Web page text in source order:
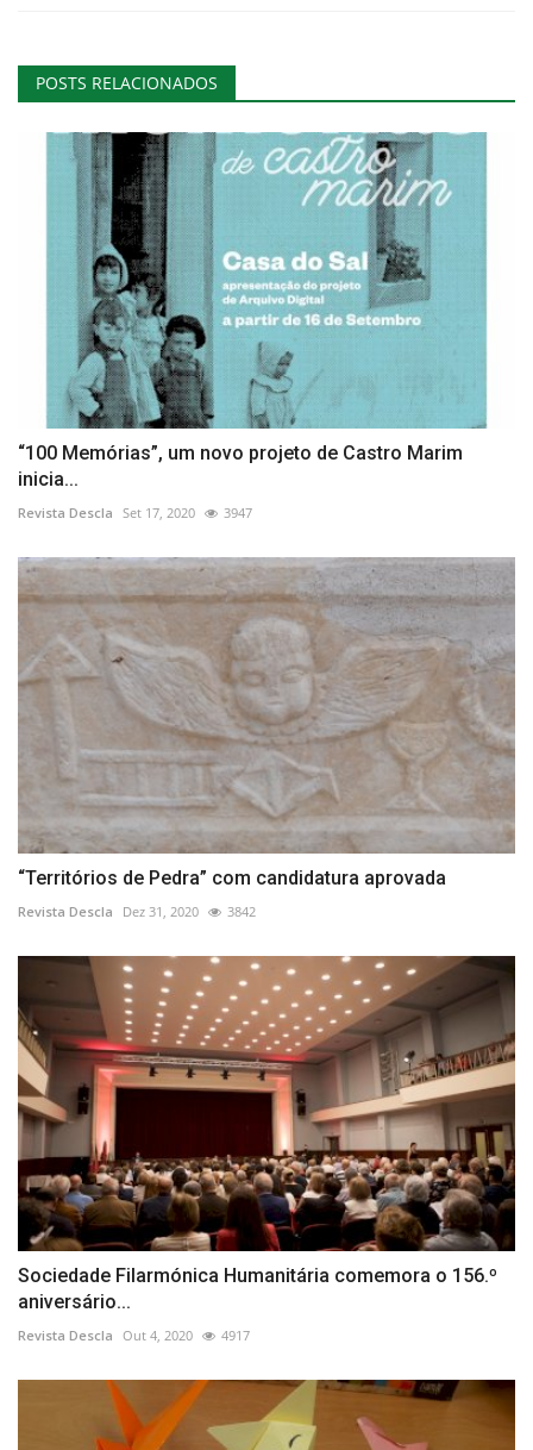
POSTS RELACIONADOS
“100 Memórias”, um novo projeto de Castro Marim
inicia...
Revista Descla Set 17, 2020 3947
“Territórios de Pedra” com candidatura aprovada
Revista Descla Dez 31, 2020 3842
Sociedade Filarmónica Humanitária comemora o 156.º
aniversário...
Revista Descla Out 4, 2020 4917